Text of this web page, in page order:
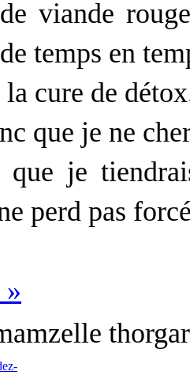
viande
temps en
la cure de
que je ne
que je
perd pas